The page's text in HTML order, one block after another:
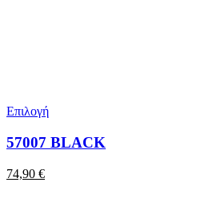
Επιλογή
57007 BLACK
74,90 €